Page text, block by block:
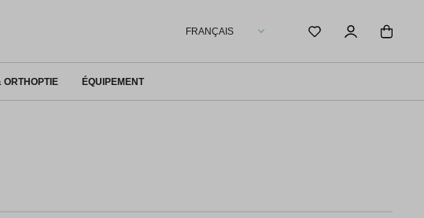
FRANÇAIS
ORTHOPTIE ÉQUIPEMENT